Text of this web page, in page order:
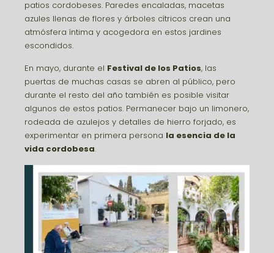
patios cordobeses. Paredes encaladas, macetas
azules llenas de flores y árboles cítricos crean una
atmósfera íntima y acogedora en estos jardines
escondidos.
En mayo, durante el Festival de los Patios, las
puertas de muchas casas se abren al público, pero
durante el resto del año también es posible visitar
algunos de estos patios. Permanecer bajo un limonero,
rodeada de azulejos y detalles de hierro forjado, es
experimentar en primera persona la esencia de la
vida cordobesa.